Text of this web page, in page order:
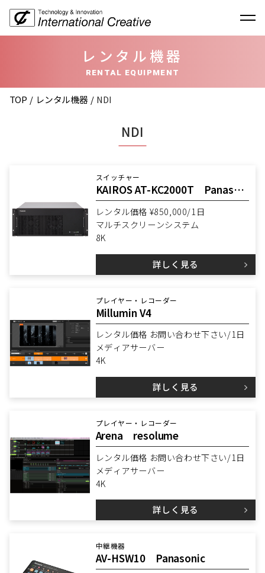
レンタル機器
RENTAL EQUIPMENT
TOP レンタル機器 NDI
NDI
スイッチャー
KAIROS AT-KC2000T Panasonic
レンタル価格 ¥850,000/1日
マルチスクリーンシステム
8K
詳しく見る
プレイヤー・レコーダー
Millumin V4
レンタル価格 お問い合わせ下さい/1日
メディアサーバー
4K
詳しく見る
プレイヤー・レコーダー
Arena resolume
レンタル価格 お問い合わせ下さい/1日
メディアサーバー
4K
詳しく見る
中継機器
AV-HSW10 Panasonic